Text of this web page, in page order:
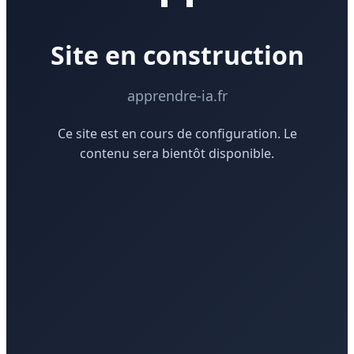
Site en construction
apprendre-ia.fr
Ce site est en cours de configuration. Le
contenu sera bientôt disponible.